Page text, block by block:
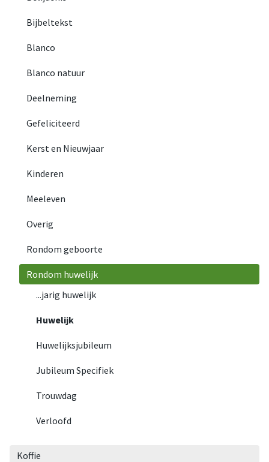
Bijbeltekst
Blanco
Blanco natuur
Deelneming
Gefeliciteerd
Kerst en Nieuwjaar
Kinderen
Meeleven
Overig
Rondom geboorte
Rondom huwelijk
...jarig huwelijk
Huwelijk
Huwelijksjubileum
Jubileum Specifiek
Trouwdag
Verloofd
Koffie